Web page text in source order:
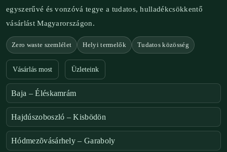
egyszerűvé és vonzóvá tegye a tudatos, hulladékcsökkentő
vásárlást Magyarországon.
Zero waste szemlélet Helyi termelők Tudatos közösség
Vásárlás most Üzleteink
Baja – Éléskamrám
Hajdúszoboszló – Kisbödön
Hódmezõvásárhely – Garaboly